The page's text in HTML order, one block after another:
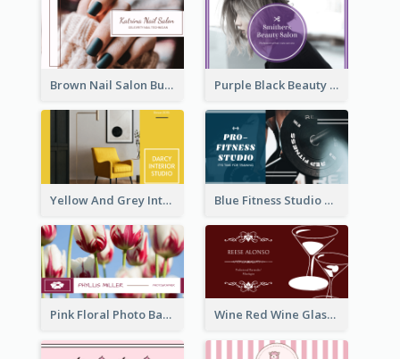
Brown Nail Salon Business Card Purple Black Beauty Salon Business Card
Yellow And Grey Interior Studio Business Card Blue Fitness Studio Business Card
Pink Floral Photo Background Photographer Business Card Wine Red Wine Glass Bartender Business Card